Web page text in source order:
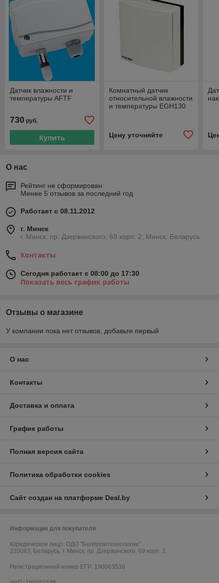
Датчик влажности и
температуры AFTF
730 руб.
Купить
Комнатный датчик
относительной влажности
и температуры EGH130
Цену уточняйте
О нас
Рейтинг не сформирован
Менее 5 отзывов за последний год
Работает с 08.11.2012
г. Минск
г. Минск, пр. Дзержинского, 69 корп. 2, Минск, Беларусь
Контакты
Сегодня работает с 08:00 до 17:30
Показать весь график работы
Отзывы о магазине
У компании пока нет отзывов, добавьте первый
О нас
Контакты
Доставка и оплата
График работы
Полная версия сайта
Политика обработки cookies
Сайт создан на платформе Deal.by
Информация для покупателя
Юридическое лицо: ОДО "Белпромтехнологии"
220083, Беларусь, г. Минск, пр. Дзержинского, 69 корп. 2,
Регистрационный номер ЕГР: 190063536